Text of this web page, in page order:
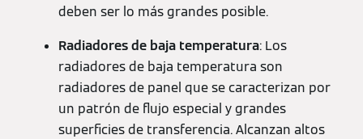
deben ser lo más grandes posible.
Radiadores de baja temperatura: Los
radiadores de baja temperatura son
radiadores de panel que se caracterizan por
un patrón de flujo especial y grandes
superficies de transferencia. Alcanzan altos